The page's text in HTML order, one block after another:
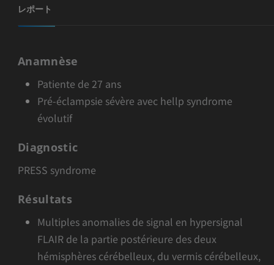
レポート
Anamnèse
Patiente de 27 ans
Pré-éclampsie sévère avec hellp syndrome
évolutif
Diagnostic
PRESS syndrome
Résultats
Multiples anomalies de signal en hypersignal
FLAIR de la partie postérieure des deux
hémisphères cérébelleux, du vermis cérébelleux,